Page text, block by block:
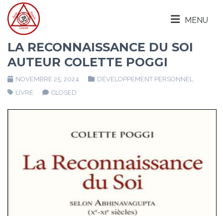
MENU
LA RECONNAISSANCE DU SOI
AUTEUR COLETTE POGGI
NOVEMBRE 25, 2024
DÉVELOPPEMENT PERSONNEL
LIVRE
CLOSED